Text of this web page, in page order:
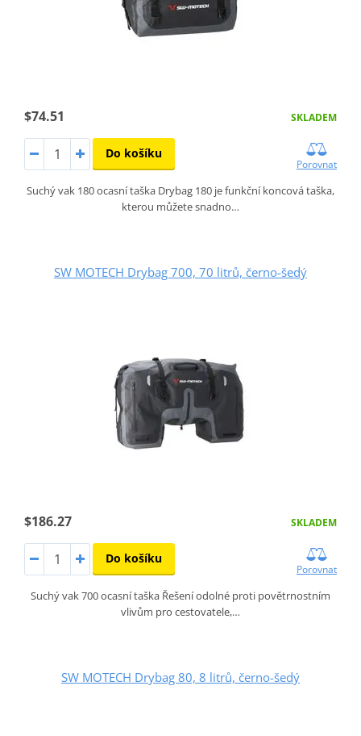
$74.51 SKLADEM
Do košíku
Porovnat
Suchý vak 180 ocasní taška Drybag 180 je funkční koncová taška,
kterou můžete snadno…
SW MOTECH Drybag 700, 70 litrů, černo-šedý
$186.27 SKLADEM
Do košíku
Porovnat
Suchý vak 700 ocasní taška Řešení odolné proti povětrnostním
vlivům pro cestovatele,…
SW MOTECH Drybag 80, 8 litrů, černo-šedý